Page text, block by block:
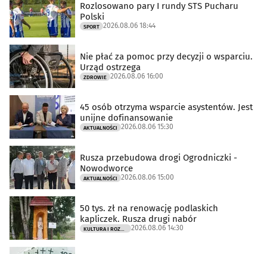
Rozlosowano pary I rundy STS Pucharu
Polski
SPORT 2026.08.06 18:44
Nie płać za pomoc przy decyzji o wsparciu.
Urząd ostrzega
ZDROWIE 2026.08.06 16:00
45 osób otrzyma wsparcie asystentów. Jest
unijne dofinansowanie
AKTUALNOŚCI 2026.08.06 15:30
Rusza przebudowa drogi Ogrodniczki -
Nowodworce
AKTUALNOŚCI 2026.08.06 15:00
50 tys. zł na renowację podlaskich
kapliczek. Rusza drugi nabór
KULTURA I ROZRYWKA 2026.08.06 14:30